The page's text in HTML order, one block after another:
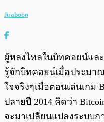
Jiraboon
ผู้หลงไหลในบิทคอยน์และ
รู้จักบิทคอยน์เมื่อประมา
ใจจริงๆเมื่อตอนเล่นเกม
ปลายปี 2014 คิดว่า
จะมาเปลี่ยนแปลงระบบก